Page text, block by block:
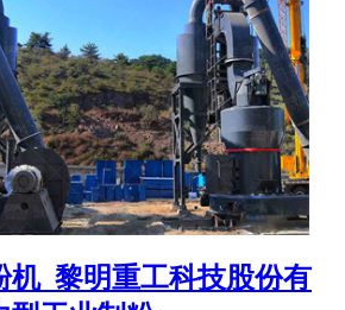
机_黎明重工科技股份有